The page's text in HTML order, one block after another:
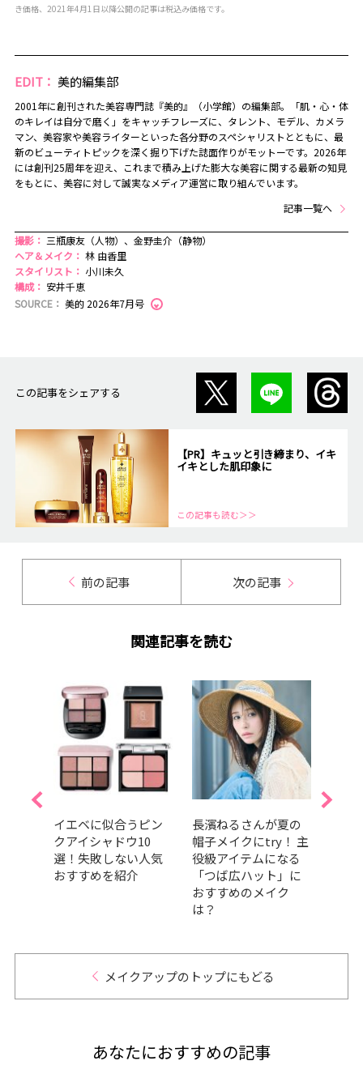
き価格、2021年4月1日以降公開の記事は税込み価格です。
EDIT： 美的編集部
2001年に創刊された美容専門誌『美的』（小学館）の編集部。「肌・心・体
のキレイは自分で磨く」をキャッチフレーズに、タレント、モデル、カメラ
マン、美容家や美容ライターといった各分野のスペシャリストとともに、最
新のビューティトピックを深く掘り下げた誌面作りがモットーです。2026年
には創刊25周年を迎え、これまで積み上げた膨大な美容に関する最新の知見
をもとに、美容に対して誠実なメディア運営に取り組んでいます。
記事一覧へ
撮影： 三瓶康友（人物）、金野圭介（静物）
ヘア＆メイク： 林 由香里
スタイリスト： 小川未久
構成： 安井千恵
SOURCE： 美的 2026年7月号
この記事をシェアする
【PR】キュッと引き締まり、イキ
イキとした肌印象に
この記事も読む＞＞
前の記事 次の記事
関連記事を読む
イエベに似合うピン
クアイシャドウ10
選！失敗しない人気
おすすめを紹介
長濱ねるさんが夏の
帽子メイクにtry！ 主
役級アイテムになる
「つば広ハット」に
おすすめのメイク
は？
メイクアップのトップにもどる
あなたにおすすめの記事